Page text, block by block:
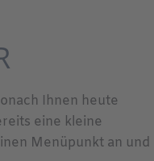
Ihnen heute
eine kleine
Menüpunkt an und